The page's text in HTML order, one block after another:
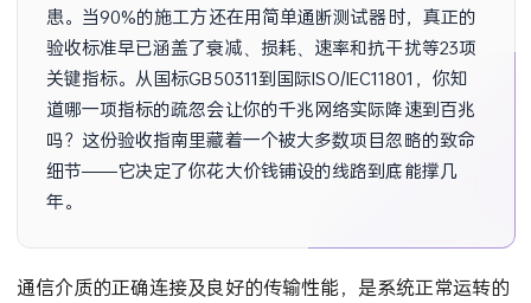
患。当90%的施工方还在用简单通断测试器时，真正的
验收标准早已涵盖了衰减、损耗、速率和抗干扰等23项
关键指标。从国标GB50311到国际ISO/IEC11801，你知
道哪一项指标的疏忽会让你的千兆网络实际降速到百兆
吗？这份验收指南里藏着一个被大多数项目忽略的致命
细节——它决定了你花大价钱铺设的线路到底能撑几
年。
通信介质的正确连接及良好的传输性能，是系统正常运转的